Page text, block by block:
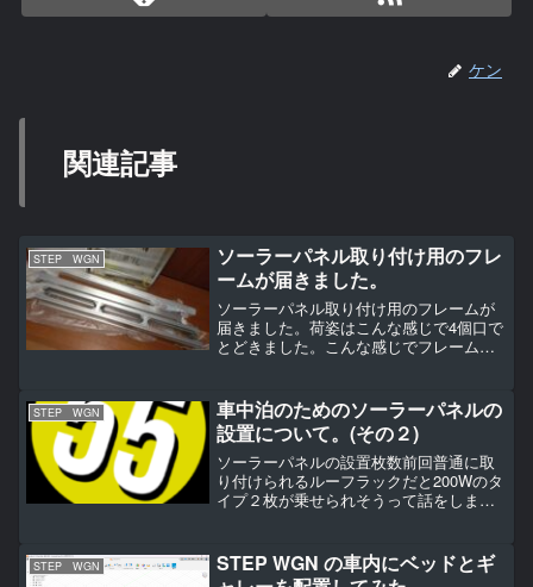
ケン
関連記事
STEP WGN
ソーラーパネル取り付け用のフレ
ームが届きました。
ソーラーパネル取り付け用のフレームが
届きました。荷姿はこんな感じで4個口で
とどきました。こんな感じでフレームは
残りせずはがしやすいです。ルーフラッ
クの取り付けスペーサー...
STEP WGN
車中泊のためのソーラーパネルの
設置について。(その２)
ソーラーパネルの設置枚数前回普通に取
り付けられるルーフラックだと200Wのタ
イプ２枚が乗せられそうって話をしまし
です。これだと定格の発電量があって
も-200ｗの消費...
STEP WGN
STEP WGN の車内にベッドとギ